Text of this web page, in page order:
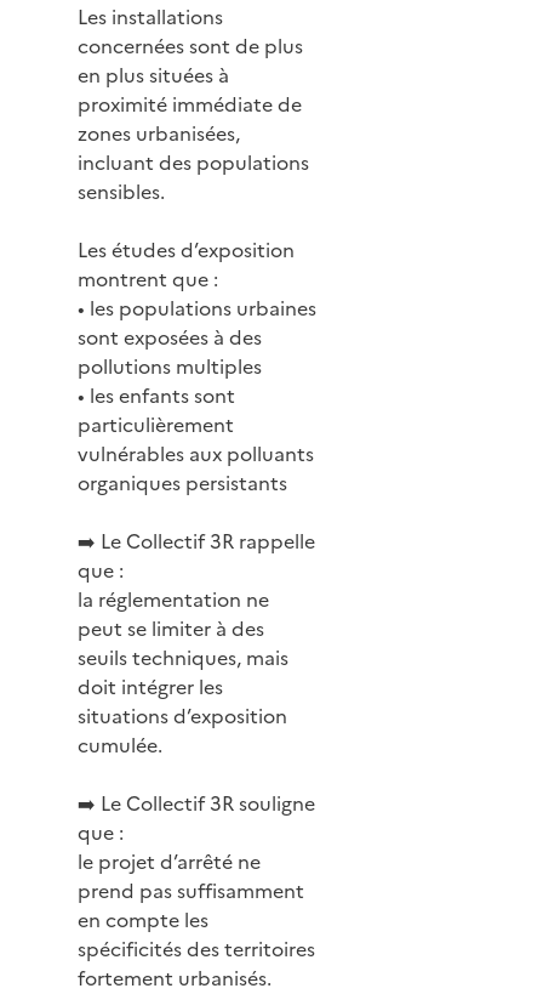
Les installations
concernées sont de plus
en plus situées à
proximité immédiate de
zones urbanisées,
incluant des populations
sensibles.
Les études d’exposition
montrent que :
• les populations urbaines
sont exposées à des
pollutions multiples
• les enfants sont
particulièrement
vulnérables aux polluants
organiques persistants
➡️ Le Collectif 3R rappelle
que :
la réglementation ne
peut se limiter à des
seuils techniques, mais
doit intégrer les
situations d’exposition
cumulée.
➡️ Le Collectif 3R souligne
que :
le projet d’arrêté ne
prend pas suffisamment
en compte les
spécificités des territoires
fortement urbanisés.